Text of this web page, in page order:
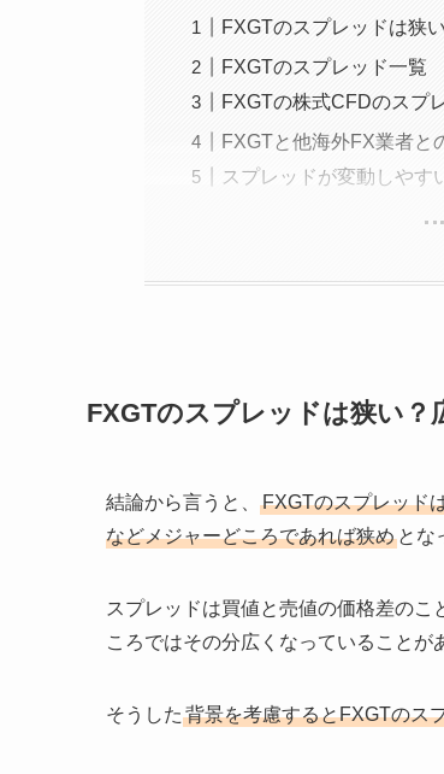
FXGTのスプレッドは狭
FXGTのスプレッド一覧
FXGTの株式CFDのスプ
FXGTと他海外FX業者と
スプレッドが変動しやす
FXGTのスプレッドは狭い？
結論から言うと、
FXGTのスプレッド
などメジャーどころであれば狭め とな
スプレッドは買値と売値の価格差の
ころではその分広くなっていることが
そうした 背景を考慮するとFXGTのス